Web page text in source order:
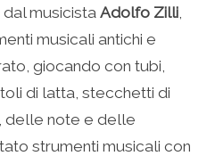
dal musicista Adolfo Zilli
musicali antichi e
giocando con tubi,
di latta, stecchetti di
delle note e delle
strumenti musicali con